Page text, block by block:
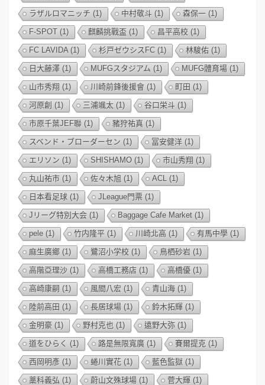
ラザルロマニッチ (1) 中村敬斗 (1) 森保一 (1)
F-SPOT (1) 麒麟挑戰盃 (1) 昌平高校 (1)
FC LAVIDA (1) 杉戸ゼウシスFC (1) 林駿佑 (1)
日大藤澤 (1) MUFGスタジアム (1) MUFG體育場 (1)
山市秀翔 (1) 川崎前鋒後援會 (1) 町田 (1)
河原創 (1) 三浦颯太 (1) 谷口栄斗 (1)
市原千葉JEF聯 (1) 豬狩祐真 (1)
スベンド・ブローダーセン (1) 冨安健洋 (1)
エリソン (1) SHISHAMO (1) 市山秀翔 (1)
丸山祐市 (1) 佐々木旭 (1) ACL (1)
日本看足球 (1) JLeague門票 (1)
Jリーグ特別大会 (1) Baggage Cafe Market (1)
pele (1) 竹内隆平 (1) 川崎北高 (1) 有馬中學 (1)
麻生廣鄉 (1) 鷺沼小学校 (1) 鳥栖砂岩 (1)
高階亞理沙 (1) 高橋工務店 (1) 高橋優 (1)
高崎康嗣 (1) 風間八宏 (1) 青山海 (1)
陸前高田 (1) 長居球場 (1) 鈴木拓輝 (1)
金明豪 (1) 野村克也 (1) 遠野大弥 (1)
道をひらく (1) 路是無限寬廣 (1) 賽爾提克 (1)
西岡明彥 (1) 蜷川實花 (1) 藍色監獄 (1)
藁科義弘 (1) 蔚山文殊球場 (1) 菅大輝 (1)